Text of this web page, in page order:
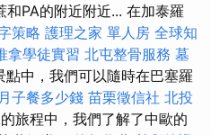
PA的附近附近... 在加泰羅
策略 護理之家 單人房 全球知
拿學徒實習 北屯整骨服務 墓
中，我們可以隨時在巴塞羅
月子餐多少錢 苗栗徵信社 北投
旅程中，我們了解了中歐的